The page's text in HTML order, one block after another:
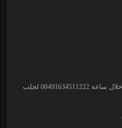
الشيخ الروحاني جلب الحبيب و خلال ساعة 00491634511222 لجلب